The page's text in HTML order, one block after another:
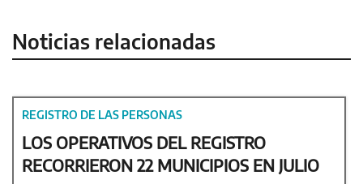
Noticias relacionadas
REGISTRO DE LAS PERSONAS
LOS OPERATIVOS DEL REGISTRO
RECORRIERON 22 MUNICIPIOS EN JULIO